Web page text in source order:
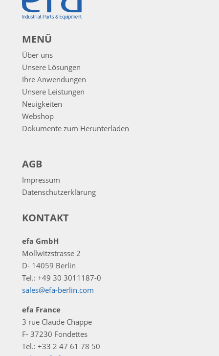
MENÜ
Über uns
Unsere Lösungen
Ihre Anwendungen
Unsere Leistungen
Neuigkeiten
Webshop
Dokumente zum Herunterladen
AGB
Impressum
Datenschutzerklärung
KONTAKT
efa GmbH
Mollwitzstrasse 2
D- 14059 Berlin
Tel.: +49 30 3011187-0
sales@efa-berlin.com
efa France
3 rue Claude Chappe
F- 37230 Fondettes
Tel.: +33 2 47 61 78 50